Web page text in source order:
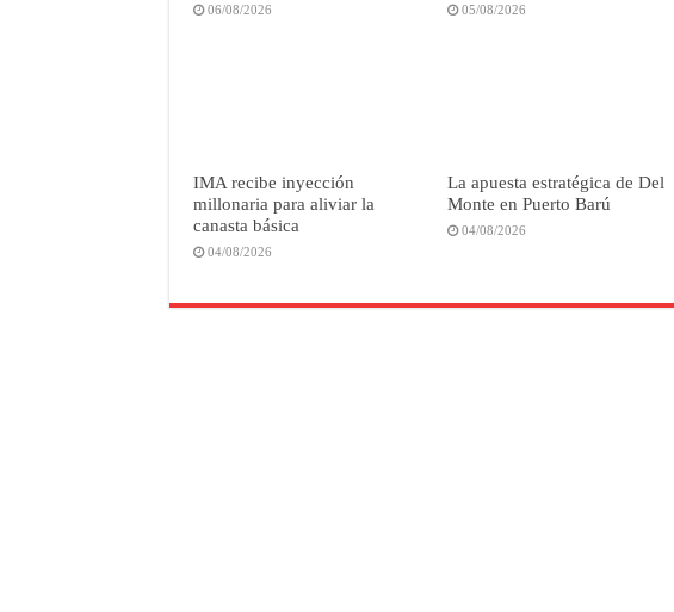
06/08/2026 05/08/2026
IMA recibe inyección
millonaria para aliviar la
canasta básica
04/08/2026
La apuesta estratégica de Del
Monte en Puerto Barú
04/08/2026